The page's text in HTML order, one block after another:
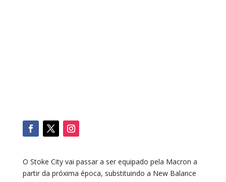
O Stoke City vai passar a ser equipado pela Macron a
partir da próxima época, substituindo a New Balance